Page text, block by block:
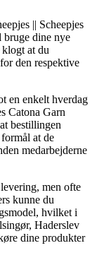
|| Scheepjes
dine nye
at du
den respektive
en enkelt hverdag
Catona Garn
bestillingen
at de
medarbejderne
men ofte
kunne du
hvilket i
Haderslev
dine produkter